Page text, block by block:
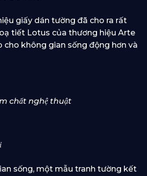
giấy dán tường đã cho ra rất
tiết Lotus của thương hiệu Arte
không gian sống động hơn và
chất nghệ thuật
sống, một mẫu tranh tường kết